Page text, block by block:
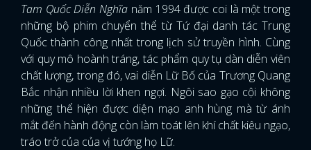
Tam Quốc Diễn Nghĩa năm 1994 được coi là một trong
những bộ phim chuyển thể từ Tứ đại danh tác Trung
Quốc thành công nhất trong lịch sử truyền hình. Cùng
với quy mô hoành tráng, tác phẩm quy tụ dàn diễn viên
chất lượng, trong đó, vai diễn Lữ Bố của Trương Quang
Bắc nhận nhiều lời khen ngợi. Ngôi sao gạo cội không
những thể hiện được diện mạo anh hùng mà từ ánh
mắt đến hành động còn làm toát lên khí chất kiêu ngạo,
tráo trở của của vị tướng họ Lữ.